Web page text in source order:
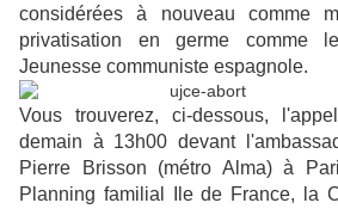
considérées à nouveau comme
privatisation en germe comme
Jeunesse communiste espagnole.
Vous trouverez, ci-dessous,
demain à 13h00 devant
Pierre Brisson (métro Alma) à
Planning familial Ile de France, la